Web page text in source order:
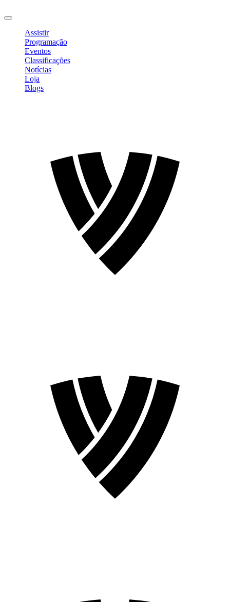
Assistir
Programação
Eventos
Classificações
Notícias
Loja
Blogs